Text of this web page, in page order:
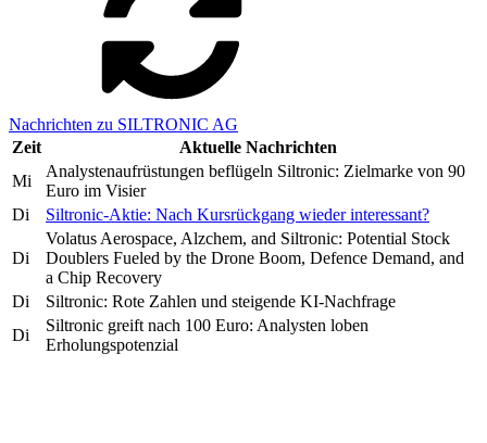
Nachrichten zu SILTRONIC AG
Zeit
Aktuelle Nachrichten
Mi
Analystenaufrüstungen beflügeln Siltronic: Zielmarke von 90
Euro im Visier
Di
Siltronic-Aktie: Nach Kursrückgang wieder interessant?
Di
Volatus Aerospace, Alzchem, and Siltronic: Potential Stock
Doublers Fueled by the Drone Boom, Defence Demand, and
a Chip Recovery
Di
Siltronic: Rote Zahlen und steigende KI-Nachfrage
Di
Siltronic greift nach 100 Euro: Analysten loben
Erholungspotenzial